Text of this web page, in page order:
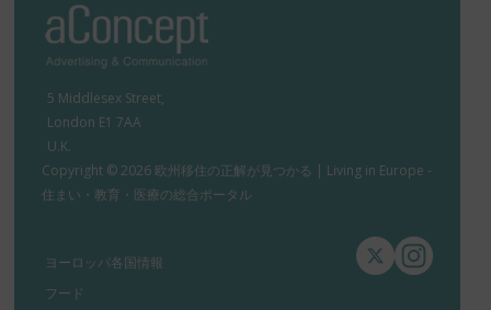
5 Middlesex Street,
London E1 7AA
U.K.
Copyright © 2026 欧州移住の正解が見つかる | Living in Europe -
住まい・教育・医療の総合ポータル
ヨーロッパ各国情報
フード